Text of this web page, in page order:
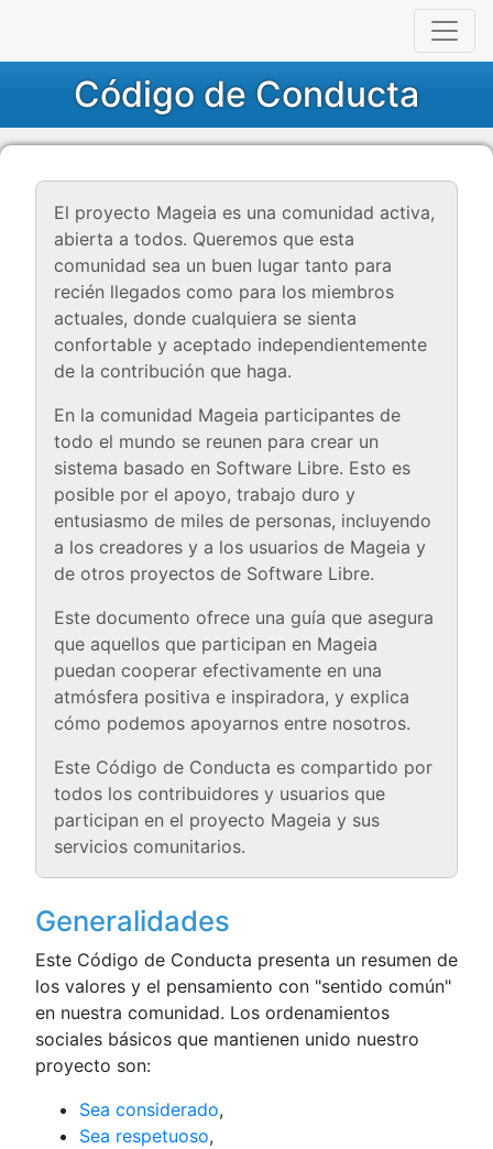
Código de Conducta
El proyecto Mageia es una comunidad activa,
abierta a todos. Queremos que esta
comunidad sea un buen lugar tanto para
recién llegados como para los miembros
actuales, donde cualquiera se sienta
confortable y aceptado independientemente
de la contribución que haga.
En la comunidad Mageia participantes de
todo el mundo se reunen para crear un
sistema basado en Software Libre. Esto es
posible por el apoyo, trabajo duro y
entusiasmo de miles de personas, incluyendo
a los creadores y a los usuarios de Mageia y
de otros proyectos de Software Libre.
Este documento ofrece una guía que asegura
que aquellos que participan en Mageia
puedan cooperar efectivamente en una
atmósfera positiva e inspiradora, y explica
cómo podemos apoyarnos entre nosotros.
Este Código de Conducta es compartido por
todos los contribuidores y usuarios que
participan en el proyecto Mageia y sus
servicios comunitarios.
Generalidades
Este Código de Conducta presenta un resumen de
los valores y el pensamiento con "sentido común"
en nuestra comunidad. Los ordenamientos
sociales básicos que mantienen unido nuestro
proyecto son:
Sea considerado,
Sea respetuoso,